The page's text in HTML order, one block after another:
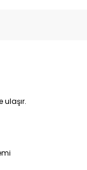
ulaşır.